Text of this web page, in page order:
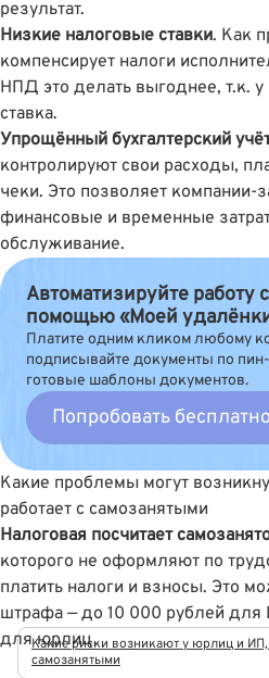
результат.
Низкие налоговые ставки. Как
компенсирует налоги
НПД это делать выгоднее, т.к. у
ставка.
Упрощённый бухгалтерский
контролируют свои расходы,
чеки. Это позволяет компании-
финансовые и временные
обслуживание.
Автоматизируйте работу
помощью «Моей
Платите одним кликом любому
подписывайте документы по
готовые шаблоны документов.
Попробовать бесплатно
Какие проблемы могут
работает с самозанятыми
Налоговая посчитает
которого не оформляют по
платить налоги и взносы. Это
штрафа — до 10 000 рублей
для юрлиц.
Какие риски возникают у юрлиц и
самозанятыми